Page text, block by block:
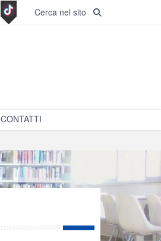
Cerca nel sito
CONTATTI